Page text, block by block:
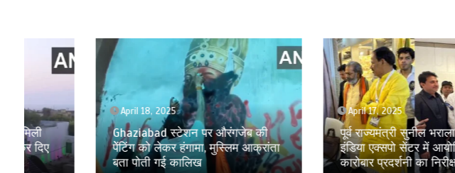
April 18, 2025
Ghaziabad स्टेशन पर औरंगजेब की
पेेंटिंग को लेकर हंगामा, मुस्लिम आक्रांता
बता पोती गई कालिख
April 17, 2025
पूर्व राज्यमंत्री सुनील भराला ने किया
इंडिया एक्सपो सेंटर में आयोजित हथकरघा
कारोबार प्रदर्शनी का निरीक्षण